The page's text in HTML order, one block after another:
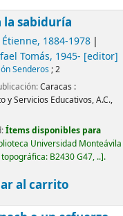
la sabiduría
, 1884-1978
Tomás, 1945- [editor]
Senderos; 2
Caracas :
y Servicios Educativos, A.C.,
Ítems disponibles para
Universidad Monteávila
B2430 G47, .. .
al carrito